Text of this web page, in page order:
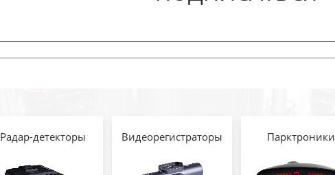
Радар-детекторы Видеорегистраторы Парктроники